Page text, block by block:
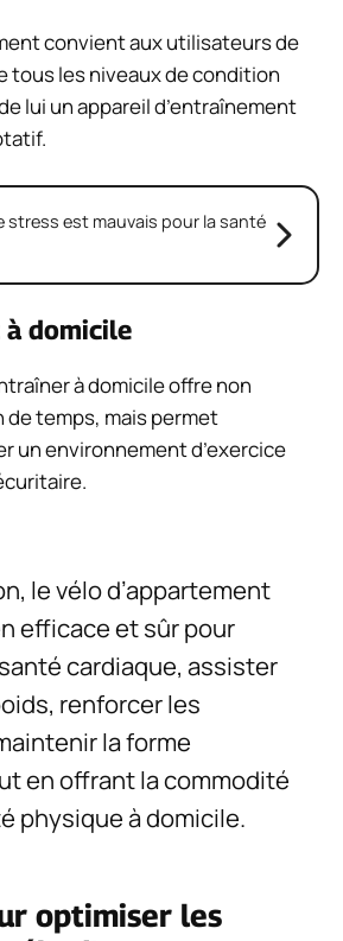
convient aux utilisateurs de
tous les niveaux de condition
lui un appareil d’entraînement
stress est mauvais pour la santé
domicile
à domicile offre non
de temps, mais permet
un environnement d’exercice
le vélo d’appartement
efficace et sûr pour
cardiaque, assister
renforcer les
la forme
en offrant la commodité
physique à domicile.
optimiser les